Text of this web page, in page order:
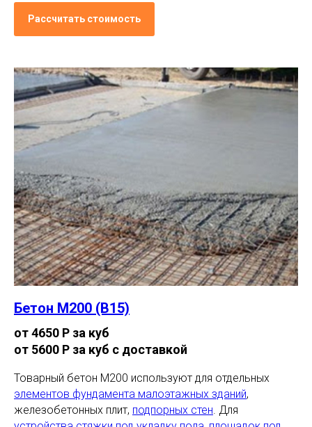
Рассчитать стоимость
Бетон М200 (В15)
от 4650 Р за куб
от 5600 Р за куб с доставкой
Товарный бетон М200 используют для отдельных
элементов фундамента малоэтажных зданий,
железобетонных плит, подпорных стен. Для